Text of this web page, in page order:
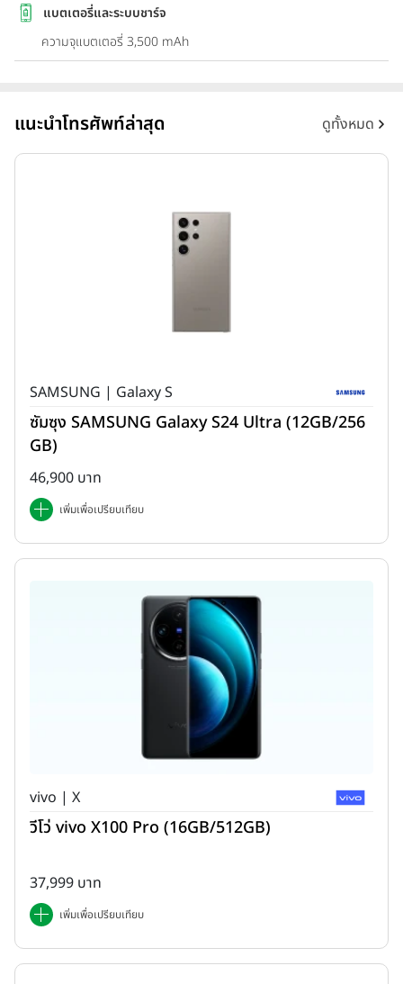
แบตเตอรี่และระบบชาร์จ
ความจุแบตเตอรี่ 3,500 mAh
แนะนำโทรศัพท์ล่าสุด ดูทั้งหมด
SAMSUNG | Galaxy S
ซัมซุง SAMSUNG Galaxy S24 Ultra (12GB/256
GB)
46,900 บาท
เพิ่มเพื่อเปรียบเทียบ
vivo | X
วีโว่ vivo X100 Pro (16GB/512GB)
37,999 บาท
เพิ่มเพื่อเปรียบเทียบ